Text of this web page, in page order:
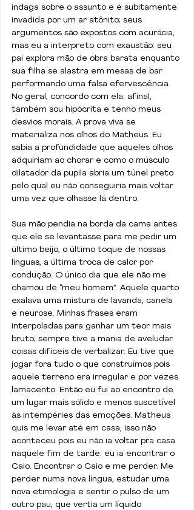
indaga sobre o assunto e é subitamente
invadida por um ar atônito; seus
argumentos são expostos com acurácia,
mas eu a interpreto com exaustão: seu
pai explora mão de obra barata enquanto
sua filha se alastra em mesas de bar
performando uma falsa efervescência.
No geral, concordo com ela; afinal,
também sou hipócrita e tenho meus
desvios morais. A prova viva se
materializa nos olhos do Matheus. Eu
sabia a profundidade que aqueles olhos
adquiriam ao chorar e como o músculo
dilatador da pupila abria um túnel preto
pelo qual eu não conseguiria mais voltar
uma vez que olhasse lá dentro.
Sua mão pendia na borda da cama antes
que ele se levantasse para me pedir um
último beijo, o último toque de nossas
línguas, a última troca de calor por
condução. O único dia que ele não me
chamou de “meu homem”. Aquele quarto
exalava uma mistura de lavanda, canela
e neurose. Minhas frases eram
interpoladas para ganhar um teor mais
bruto; sempre tive a mania de aveludar
coisas difíceis de verbalizar. Eu tive que
jogar fora tudo o que construímos pois
aquele terreno era irregular e por vezes
lamacento. Então eu fui ao encontro de
um lugar mais sólido e menos suscetível
às intempéries das emoções. Matheus
quis me levar até em casa, isso não
aconteceu pois eu não ia voltar pra casa
naquele fim de tarde: eu ia encontrar o
Caio. Encontrar o Caio e me perder. Me
perder numa nova língua, estudar uma
nova etimologia e sentir o pulso de um
outro pau, que vertia um líquido